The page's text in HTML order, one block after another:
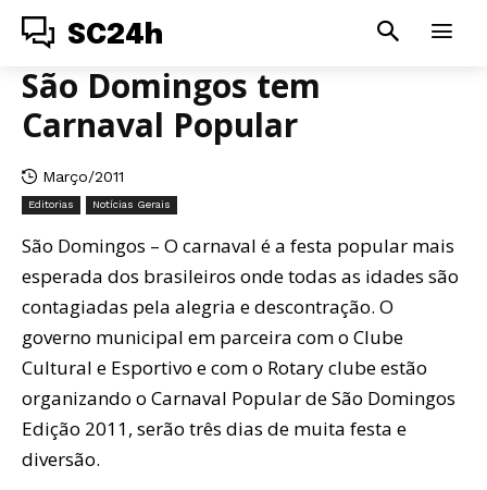
SC24h
São Domingos tem
Carnaval Popular
Março/2011
Editorias Notícias Gerais
São Domingos – O carnaval é a festa popular mais
esperada dos brasileiros onde todas as idades são
contagiadas pela alegria e descontração. O
governo municipal em parceira com o Clube
Cultural e Esportivo e com o Rotary clube estão
organizando o Carnaval Popular de São Domingos
Edição 2011, serão três dias de muita festa e
diversão.